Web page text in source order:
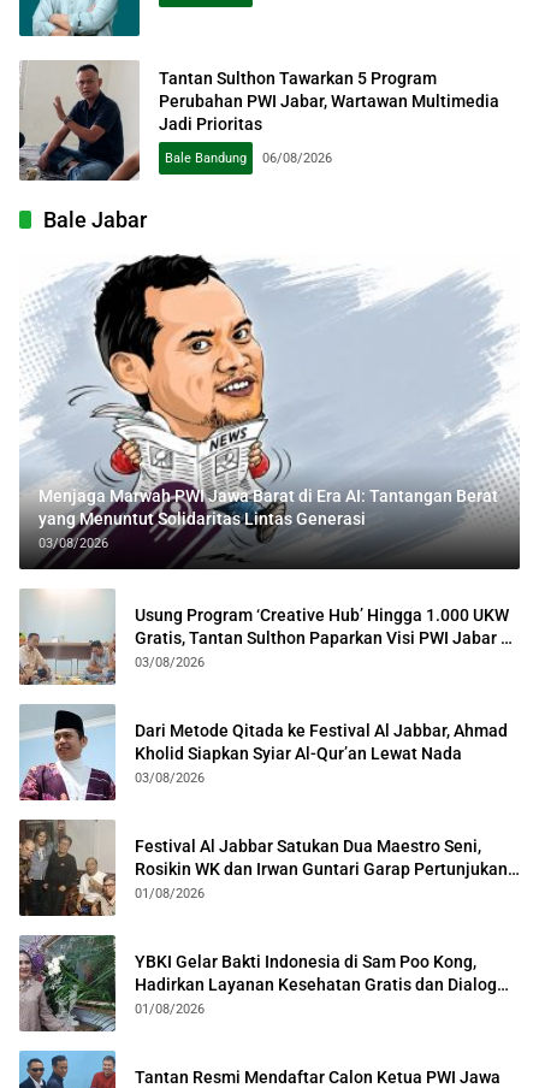
Tantan Sulthon Tawarkan 5 Program
Perubahan PWI Jabar, Wartawan Multimedia
Jadi Prioritas
Bale Bandung 06/08/2026
Bale Jabar
Menjaga Marwah PWI Jawa Barat di Era AI: Tantangan Berat
yang Menuntut Solidaritas Lintas Generasi
03/08/2026
Usung Program ‘Creative Hub’ Hingga 1.000 UKW
Gratis, Tantan Sulthon Paparkan Visi PWI Jabar di
Kota Bogor
03/08/2026
Dari Metode Qitada ke Festival Al Jabbar, Ahmad
Kholid Siapkan Syiar Al-Qur’an Lewat Nada
03/08/2026
Festival Al Jabbar Satukan Dua Maestro Seni,
Rosikin WK dan Irwan Guntari Garap Pertunjukan
Kolosal
01/08/2026
YBKI Gelar Bakti Indonesia di Sam Poo Kong,
Hadirkan Layanan Kesehatan Gratis dan Dialog
Kebangsaan
01/08/2026
Tantan Resmi Mendaftar Calon Ketua PWI Jawa